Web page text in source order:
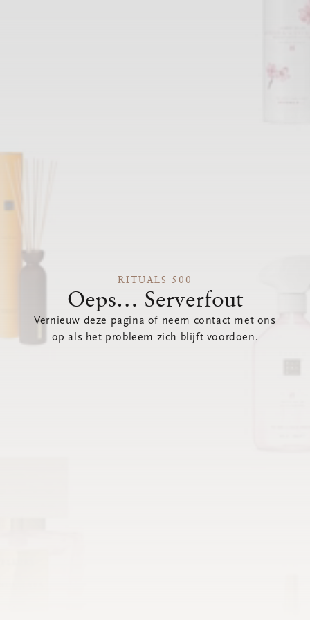
RITUALS 500
Oeps… Serverfout
Vernieuw deze pagina of neem contact met ons
op als het probleem zich blijft voordoen.